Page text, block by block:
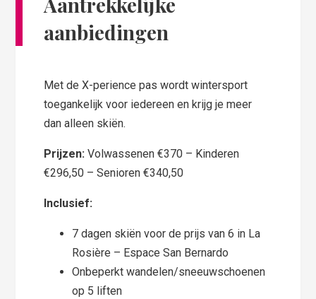
aanbiedingen
Met de X-perience pas wordt wintersport
toegankelijk voor iedereen en krijg je meer
dan alleen skiën.
Prijzen: Volwassenen €370 – Kinderen
€296,50 – Senioren €340,50
Inclusief:
7 dagen skiën voor de prijs van 6 in La
Rosière – Espace San Bernardo
Onbeperkt wandelen/sneeuwschoenen
op 5 liften